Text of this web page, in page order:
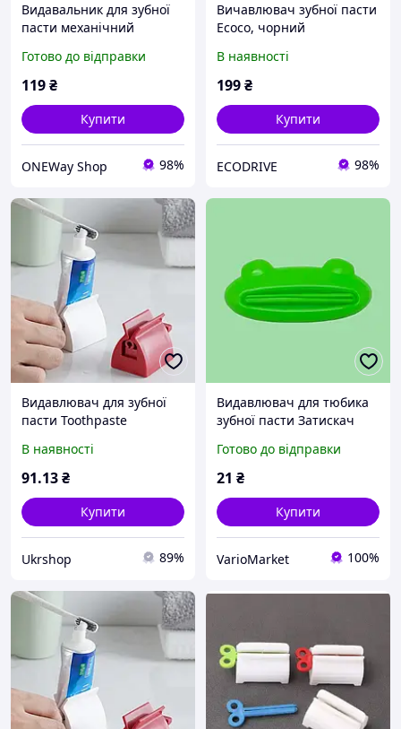
Видавальник для зубної
пасти механічний
на тюбик із ключем-
фіксатором FELIX
Готово до відправки
119₴
Купити
ONEWay Shop 98%
Вичавлювач зубної пасти
Ecoco, чорний
В наявності
199₴
Купити
ECODRIVE 98%
Видавлювач для зубної
пасти Toothpaste
В наявності
91.13₴
Купити
Ukrshop 89%
Видавлювач для тюбика
зубної пасти Затискач
тюбиків пластиковий
Жаба L 9 cm
Готово до відправки
21 ₴
Купити
VarioMarket 100%